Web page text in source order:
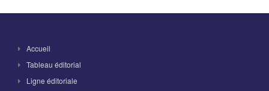
Accueil
Tableau éditorial
Ligne éditoriale